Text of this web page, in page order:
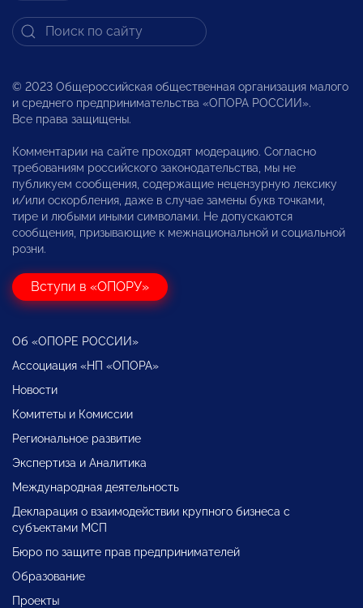
© 2023 Общероссийская общественная организация малого
и среднего предпринимательства «ОПОРА РОССИИ».
Все права защищены.
Комментарии на сайте проходят модерацию. Согласно
требованиям российского законодательства, мы не
публикуем сообщения, содержащие нецензурную лексику
и/или оскорбления, даже в случае замены букв точками,
тире и любыми иными символами. Не допускаются
сообщения, призывающие к межнациональной и социальной
розни.
Вступи в «ОПОРУ»
Об «ОПОРЕ РОССИИ»
Ассоциация «НП «ОПОРА»
Новости
Комитеты и Комиссии
Региональное развитие
Экспертиза и Аналитика
Международная деятельность
Декларация о взаимодействии крупного бизнеса с
субъектами МСП
Бюро по защите прав предпринимателей
Образование
Проекты